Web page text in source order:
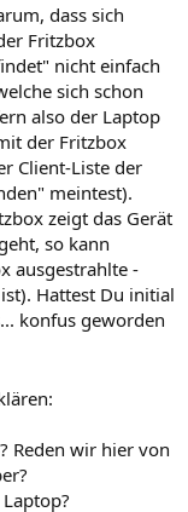
dass sich
Fritzbox
nicht einfach
sich schon
also der Laptop
der Fritzbox
Client-Liste der
meintest).
zeigt das Gerät
so kann
ausgestrahlte -
Hattest Du initial
konfus geworden
Reden wir hier von